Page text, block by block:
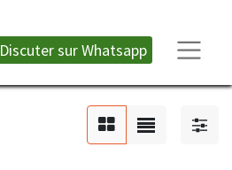
Discuter sur W​​​​hatsapp